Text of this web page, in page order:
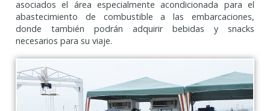
asociados el área especialmente acondicionada para el
abastecimiento de combustible a las embarcaciones,
donde también podrán adquirir bebidas y snacks
necesarios para su viaje.